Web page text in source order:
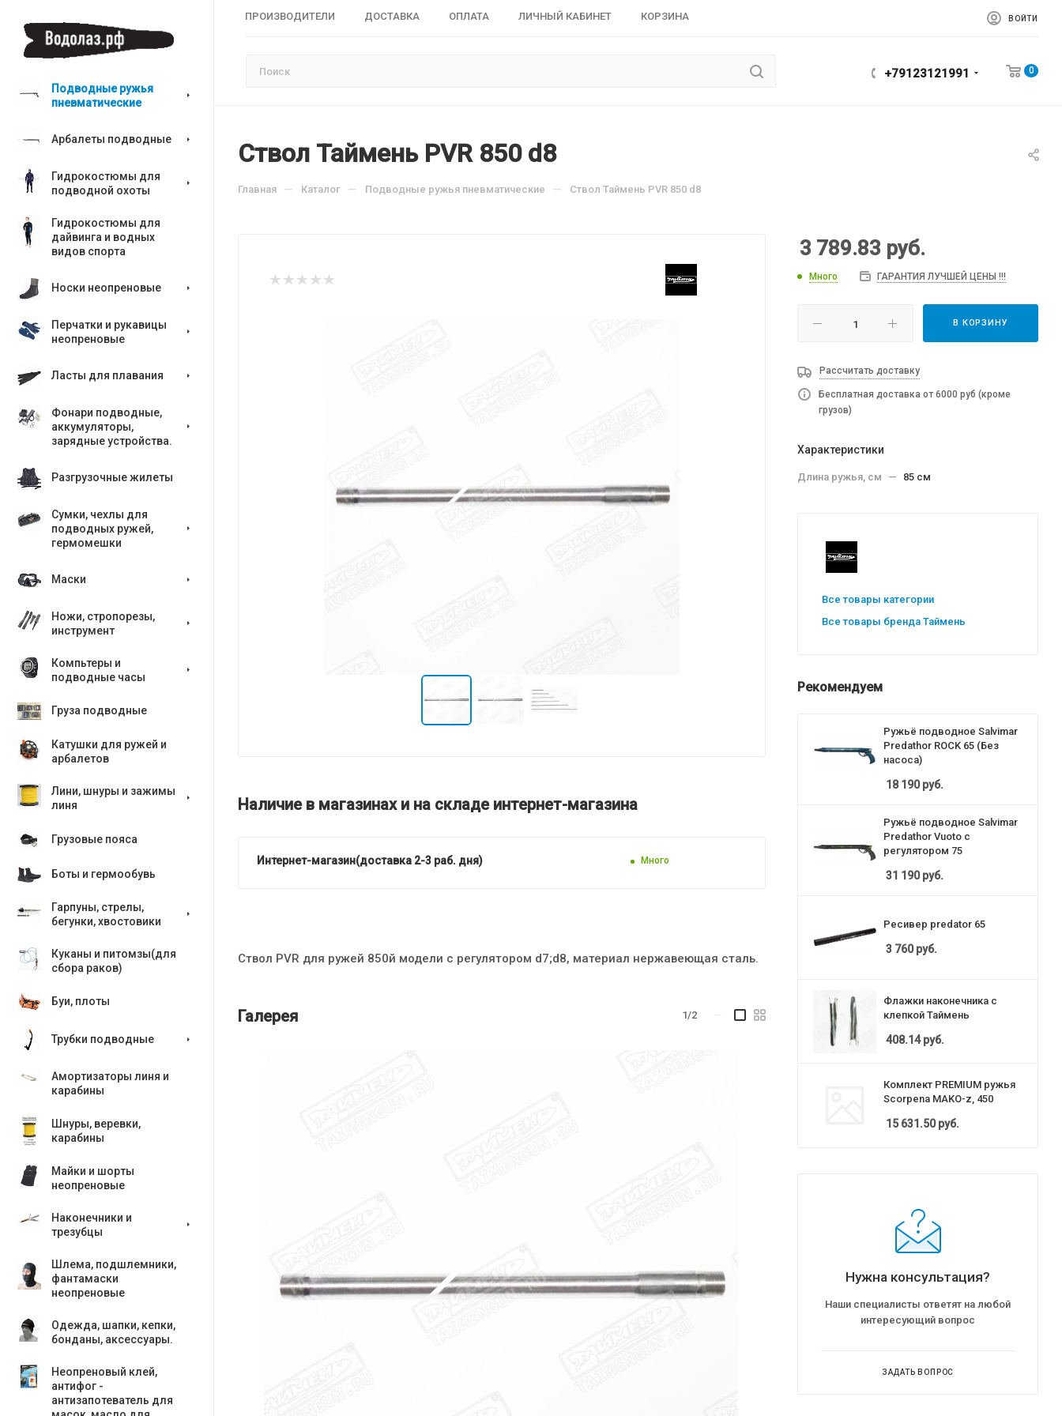
ПРОИЗВОДИТЕЛИ ДОСТАВКА ОПЛАТА ЛИЧНЫЙ КАБИНЕТ КОРЗИНА ВОЙТИ
+79123121991 0
Подводные ружья
пневматические
Арбалеты подводные
Гидрокостюмы для
подводной охоты
Гидрокостюмы для
дайвинга и водных
видов спорта
Носки неопреновые
Перчатки и рукавицы
неопреновые
Ласты для плавания
Фонари подводные,
аккумуляторы,
зарядные устройства.
Разгрузочные жилеты
Сумки, чехлы для
подводных ружей,
гермомешки
Маски
Ножи, стропорезы,
инструмент
Компьтеры и
подводные часы
Груза подводные
Катушки для ружей и
арбалетов
Лини, шнуры и зажимы
линя
Грузовые пояса
Боты и гермообувь
Гарпуны, стрелы,
бегунки, хвостовики
Куканы и питомзы(для
сбора раков)
Буи, плоты
Трубки подводные
Амортизаторы линя и
карабины
Шнуры, веревки,
карабины
Майки и шорты
неопреновые
Наконечники и
трезубцы
Шлема, подшлемники,
фантамаски
неопреновые
Одежда, шапки, кепки,
бонданы, аксесcуары.
Неопреновый клей,
антифог -
антизапотеватель для
Ствол Таймень PVR 850 d8
Главная — Каталог — Подводные ружья пневматические — Ствол Таймень PVR 850 d8
Наличие в магазинах и на складе интернет-магазина
Интернет-магазин(доставка 2-3 раб. дня) Много
Ствол PVR для ружей 850й модели c регулятором d7;d8, материал нержавеющая сталь.
Галерея 1/2
3 789.83 руб.
Много ГАРАНТИЯ ЛУЧШЕЙ ЦЕНЫ !!!
В КОРЗИНУ
Рассчитать доставку
Бесплатная доставка от 6000 руб (кроме
грузов)
Характеристики
Длина ружья, см — 85 см
Все товары категории
Все товары бренда Таймень
Рекомендуем
Ружьё подводное Salvimar
Predathor ROCK 65 (Без
насоса)
18 190руб.
Ружьё подводное Salvimar
Predathor Vuoto с
регулятором 75
31 190руб.
Ресивер predator 65
3 760руб.
Флажки наконечника с
клепкой Таймень
408.14руб.
Комплект PREMIUM ружья
Scorpena MAKO-z, 450
15 631.50руб.
Нужна консультация?
Наши специалисты ответят на любой
интересующий вопрос
ЗАДАТЬ ВОПРОС